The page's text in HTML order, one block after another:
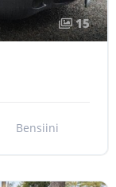
15
Bensiini